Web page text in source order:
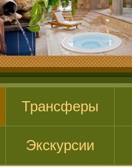
Трансферы
Экскурсии